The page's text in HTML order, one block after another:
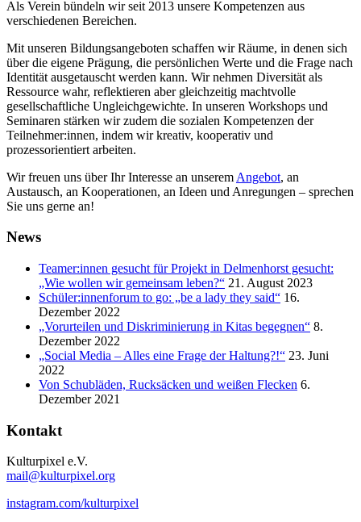
Als Verein bündeln wir seit 2013 unsere Kompetenzen aus
verschiedenen Bereichen.
Mit unseren Bildungsangeboten schaffen wir Räume, in denen sich
über die eigene Prägung, die persönlichen Werte und die Frage nach
Identität ausgetauscht werden kann. Wir nehmen Diversität als
Ressource wahr, reflektieren aber gleichzeitig machtvolle
gesellschaftliche Ungleichgewichte. In unseren Workshops und
Seminaren stärken wir zudem die sozialen Kompetenzen der
Teilnehmer:innen, indem wir kreativ, kooperativ und
prozessorientiert arbeiten.
Wir freuen uns über Ihr Interesse an unserem Angebot, an
Austausch, an Kooperationen, an Ideen und Anregungen – sprechen
Sie uns gerne an!
News
Teamer:innen gesucht für Projekt in Delmenhorst gesucht:
„Wie wollen wir gemeinsam leben?“ 21. August 2023
Schüler:innenforum to go: „be a lady they said“ 16.
Dezember 2022
„Vorurteilen und Diskriminierung in Kitas begegnen“ 8.
Dezember 2022
„Social Media – Alles eine Frage der Haltung?!“ 23. Juni
2022
Von Schubläden, Rucksäcken und weißen Flecken 6.
Dezember 2021
Kontakt
Kulturpixel e.V.
mail@kulturpixel.org
instagram.com/kulturpixel